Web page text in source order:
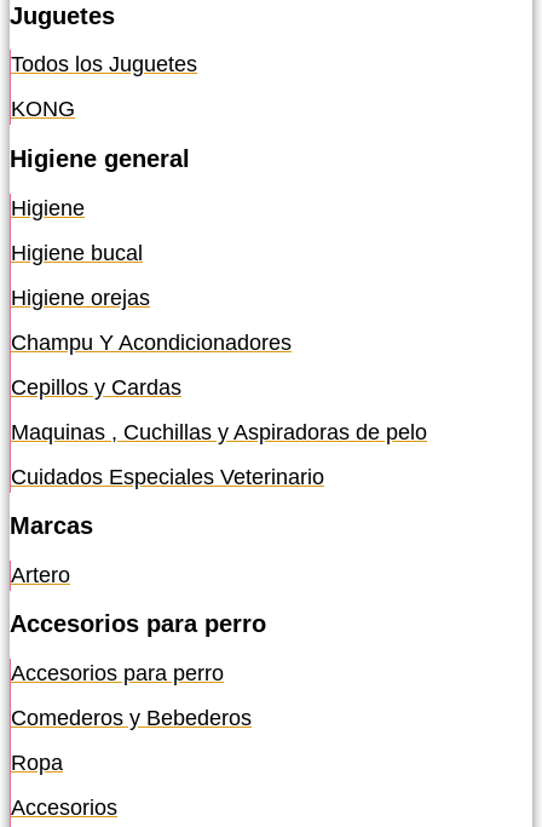
Juguetes
Todos los Juguetes
KONG
Higiene general
Higiene
Higiene bucal
Higiene orejas
Champu Y Acondicionadores
Cepillos y Cardas
Maquinas , Cuchillas y Aspiradoras de pelo
Cuidados Especiales Veterinario
Marcas
Artero
Accesorios para perro
Accesorios para perro
Comederos y Bebederos
Ropa
Accesorios